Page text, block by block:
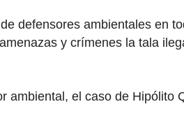
defensores ambientales en
y crímenes la tala
ambiental, el caso de